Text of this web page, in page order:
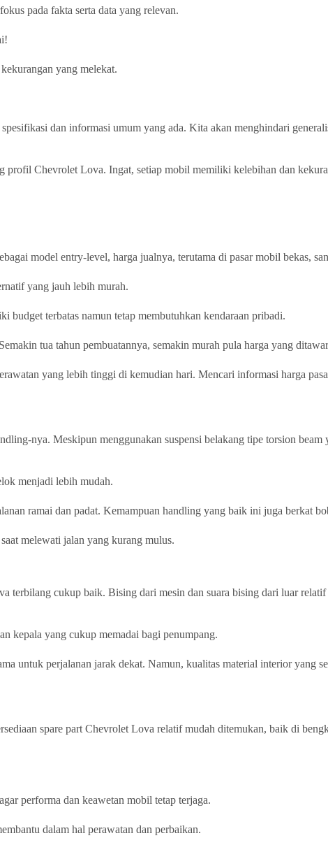
pada fakta serta data yang relevan.
yang melekat.
dan informasi umum yang ada. Kita akan menghindari
profil Chevrolet Lova. Ingat, setiap mobil memiliki kelebihan dan
model entry-level, harga jualnya, terutama di pasar mobil bekas,
yang jauh lebih murah.
budget terbatas namun tetap membutuhkan kendaraan pribadi.
tua tahun pembuatannya, semakin murah pula harga yang
yang lebih tinggi di kemudian hari. Mencari informasi harga
nya. Meskipun menggunakan suspensi belakang tipe torsion
menjadi lebih mudah.
ramai dan padat. Kemampuan handling yang baik ini juga berkat
melewati jalan yang kurang mulus.
cukup baik. Bising dari mesin dan suara bising dari luar
kepala yang cukup memadai bagi penumpang.
untuk perjalanan jarak dekat. Namun, kualitas material interior yang
spare part Chevrolet Lova relatif mudah ditemukan, baik di
performa dan keawetan mobil tetap terjaga.
dalam hal perawatan dan perbaikan.